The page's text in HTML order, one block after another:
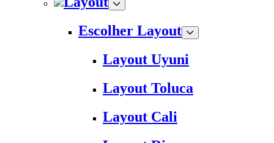
Escolher Layout
Layout Uyuni
Layout Toluca
Layout Cali